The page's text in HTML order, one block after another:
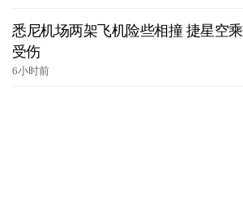
悉尼机场两架飞机险些相撞 捷星空乘
受伤
6小时前